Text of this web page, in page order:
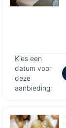
Kies een
datum voor
deze
aanbieding: